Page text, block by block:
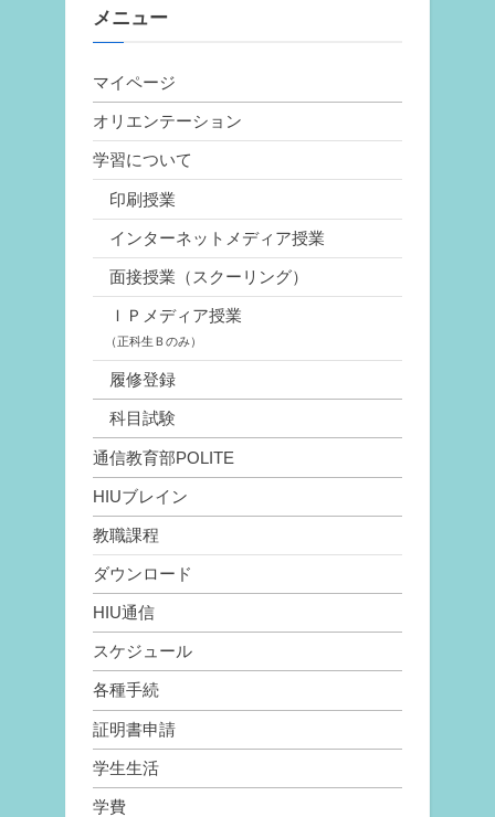
メニュー
マイページ
オリエンテーション
学習について
印刷授業
インターネットメディア授業
面接授業（スクーリング）
ＩＰメディア授業
（正科生Ｂのみ）
履修登録
科目試験
通信教育部POLITE
HIUブレイン
教職課程
ダウンロード
HIU通信
スケジュール
各種手続
証明書申請
学生生活
学費